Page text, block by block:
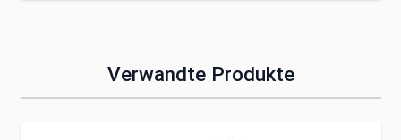
Verwandte Produkte